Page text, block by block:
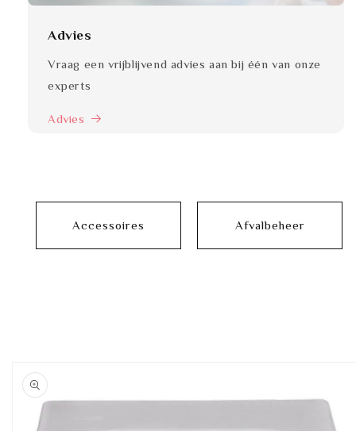
Advies
Vraag een vrijblijvend advies aan bij één van onze
experts
Advies
Accessoires Afvalbeheer